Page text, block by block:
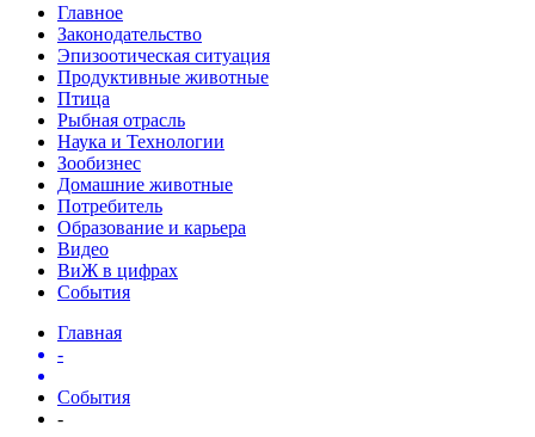
Главное
Законодательство
Эпизоотическая ситуация
Продуктивные животные
Птица
Рыбная отрасль
Наука и Технологии
Зообизнес
Домашние животные
Потребитель
Образование и карьера
Видео
ВиЖ в цифрах
События
Главная
-
События
-